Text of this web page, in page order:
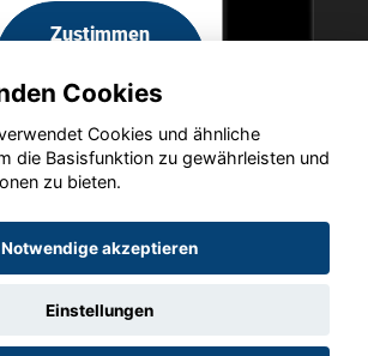
Zustimmen
aktivieren
LIEGERT & BÖSKEN Automobile
Cookies
Cookies und ähnliche
die Basisfunktion zu gewährleisten und
zu bieten.
Notwendige akzeptieren
Einstellungen